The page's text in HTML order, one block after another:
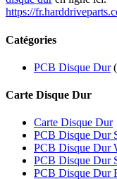
https://
Catégories
PCB Disque Dur
Carte Disque Dur
Carte Disque Dur
PCB Disque Dur
PCB Disque Dur
PCB Disque Dur
PCB Disque Dur